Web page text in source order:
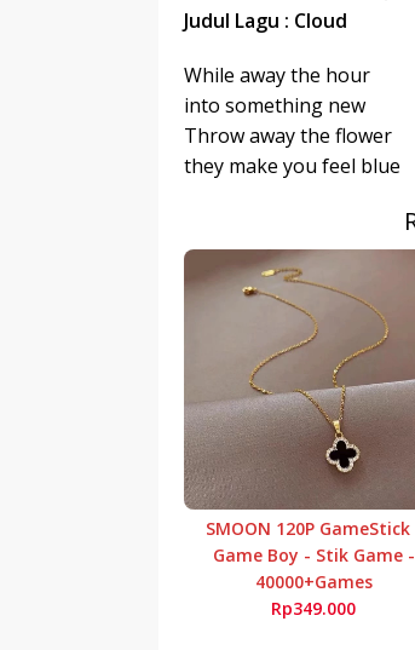
Judul Lagu : Cloud
While away the hour
into something new
Throw away the flower
they make you feel blue
SMOON 120P GameStick
Game Boy - Stik Game -
40000+Games
Rp349.000